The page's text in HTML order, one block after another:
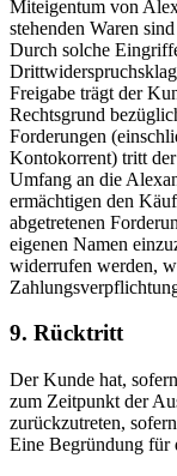
Miteigentum von
stehenden Waren
Durch solche
Freigabe trägt der
Rechtsgrund
Forderungen
Kontokorrent) tritt
Umfang an die
ermächtigen den
abgetretenen
eigenen Namen
widerrufen werden,
9. Rücktritt
Der Kunde hat,
zum Zeitpunkt der
zurückzutreten,
Eine Begründung für